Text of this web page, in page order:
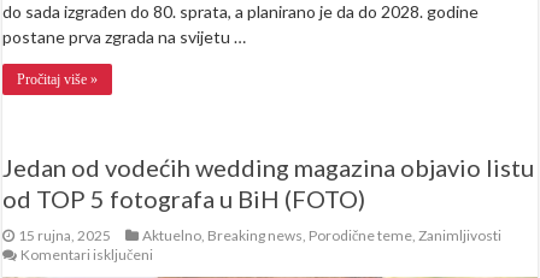
do sada izgrađen do 80. sprata, a planirano je da do 2028. godine
postane prva zgrada na svijetu …
Pročitaj više »
Jedan od vodećih wedding magazina objavio listu
od TOP 5 fotografa u BiH (FOTO)
15 rujna, 2025 Aktuelno Breaking news Porodične teme ,Zanimljivosti
Komentari isključeni